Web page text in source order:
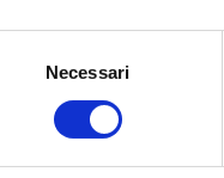
Necessari